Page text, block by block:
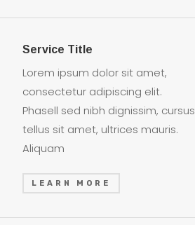
Service Title
Lorem ipsum dolor sit amet,
consectetur adipiscing elit.
Phasell sed nibh dignissim, cursus
tellus sit amet, ultrices mauris.
Aliquam
LEARN MORE